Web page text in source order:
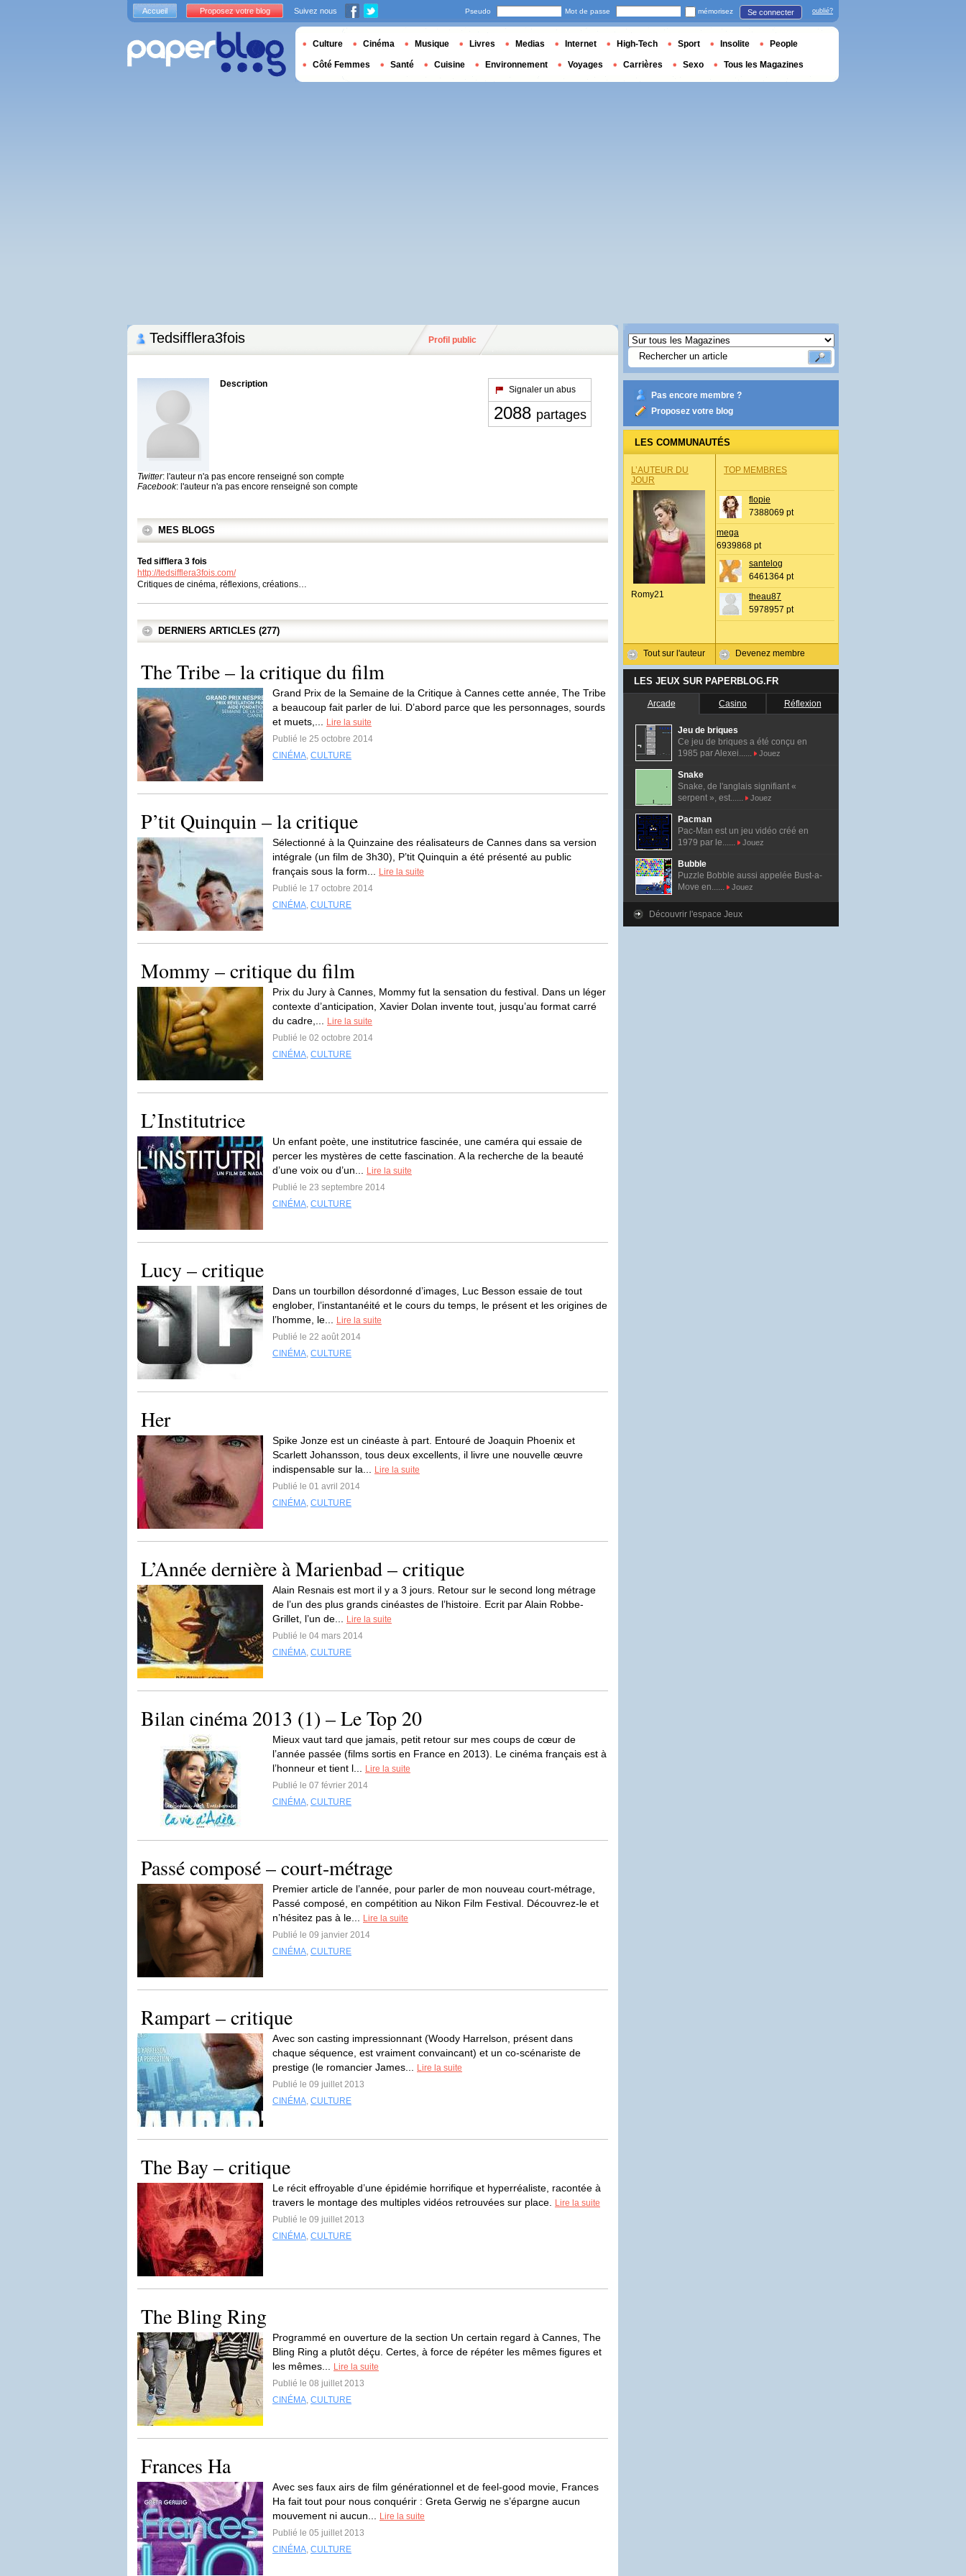
Tedsifflera3fois Profil public
Description
Twitter: l'auteur n'a pas encore renseigné son compte
Facebook: l'auteur n'a pas encore renseigné son compte
Signaler un abus
2088 partages
MES BLOGS
Ted sifflera 3 fois
http://tedsifflera3fois.com/
Critiques de cinéma, réflexions, créations…
DERNIERS ARTICLES (277)
The Tribe – la critique du film
Grand Prix de la Semaine de la Critique à Cannes cette année, The Tribe
a beaucoup fait parler de lui. D’abord parce que les personnages, sourds
et muets,...
Lire la suite
Publié le 25 octobre 2014
CINÉMA, CULTURE
P’tit Quinquin – la critique
Sélectionné à la Quinzaine des réalisateurs de Cannes dans sa version
intégrale (un film de 3h30), P’tit Quinquin a été présenté au public
français sous la form...
Lire la suite
Publié le 17 octobre 2014
CINÉMA, CULTURE
Mommy – critique du film
Prix du Jury à Cannes, Mommy fut la sensation du festival. Dans un léger
contexte d’anticipation, Xavier Dolan invente tout, jusqu’au format carré
du cadre,...
Lire la suite
Publié le 02 octobre 2014
CINÉMA, CULTURE
L’Institutrice
Un enfant poète, une institutrice fascinée, une caméra qui essaie de
percer les mystères de cette fascination. A la recherche de la beauté
d’une voix ou d’un...
Lire la suite
Publié le 23 septembre 2014
CINÉMA, CULTURE
Lucy – critique
Dans un tourbillon désordonné d’images, Luc Besson essaie de tout
englober, l’instantanéité et le cours du temps, le présent et les origines de
l’homme, le...
Lire la suite
Publié le 22 août 2014
CINÉMA, CULTURE
Her
Spike Jonze est un cinéaste à part. Entouré de Joaquin Phoenix et
Scarlett Johansson, tous deux excellents, il livre une nouvelle œuvre
indispensable sur la...
Lire la suite
Publié le 01 avril 2014
CINÉMA, CULTURE
L’Année dernière à Marienbad – critique
Alain Resnais est mort il y a 3 jours. Retour sur le second long métrage
de l’un des plus grands cinéastes de l’histoire. Ecrit par Alain Robbe-
Grillet, l’un de...
Lire la suite
Publié le 04 mars 2014
CINÉMA, CULTURE
Bilan cinéma 2013 (1) – Le Top 20
Mieux vaut tard que jamais, petit retour sur mes coups de cœur de
l’année passée (films sortis en France en 2013). Le cinéma français est à
l’honneur et tient l...
Lire la suite
Publié le 07 février 2014
CINÉMA, CULTURE
Passé composé – court-métrage
Premier article de l’année, pour parler de mon nouveau court-métrage,
Passé composé, en compétition au Nikon Film Festival. Découvrez-le et
n’hésitez pas à le...
Lire la suite
Publié le 09 janvier 2014
CINÉMA, CULTURE
Rampart – critique
Avec son casting impressionnant (Woody Harrelson, présent dans
chaque séquence, est vraiment convaincant) et un co-scénariste de
prestige (le romancier James...
Lire la suite
Publié le 09 juillet 2013
CINÉMA, CULTURE
The Bay – critique
Le récit effroyable d’une épidémie horrifique et hyperréaliste, racontée à
travers le montage des multiples vidéos retrouvées sur place.
Lire la suite
Publié le 09 juillet 2013
CINÉMA, CULTURE
The Bling Ring
Programmé en ouverture de la section Un certain regard à Cannes, The
Bling Ring a plutôt déçu. Certes, à force de répéter les mêmes figures et
les mêmes...
Lire la suite
Publié le 08 juillet 2013
CINÉMA, CULTURE
Frances Ha
Avec ses faux airs de film générationnel et de feel-good movie, Frances
Ha fait tout pour nous conquérir : Greta Gerwig ne s’épargne aucun
mouvement ni aucun...
Lire la suite
Publié le 05 juillet 2013
CINÉMA, CULTURE
Pas encore membre ?
Proposez votre blog
LES COMMUNAUTÉS
L’AUTEUR DU
JOUR
Romy21
Tout sur l'auteur
TOP MEMBRES
flopie
7388069 pt
mega
6939868 pt
santelog
6461364 pt
theau87
5978957 pt
Devenez membre
LES JEUX SUR PAPERBLOG.FR
Arcade Casino Réflexion
Jeu de briques
Ce jeu de briques a été conçu en
1985 par Alexei......
Jouez
Snake
Snake, de l'anglais signifiant «
serpent », est......
Jouez
Pacman
Pac-Man est un jeu vidéo créé en
1979 par le......
Jouez
Bubble
Puzzle Bobble aussi appelée Bust-a-
Move en......
Jouez
Découvrir l'espace Jeux
Accueil Proposez votre blog Suivez nous Pseudo Mot de passe mémorisez Se connecter oublié?
Culture Cinéma Musique Livres Medias Internet High-Tech Sport Insolite People
Côté Femmes Santé Cuisine Environnement Voyages Carrières Sexo Tous les Magazines